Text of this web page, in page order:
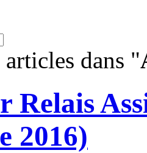
dans "
Relais
2016)